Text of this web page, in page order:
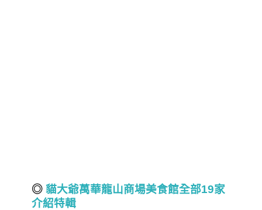
◎ 貓大爺萬華龍山商場美食館全部19家
介紹特輯